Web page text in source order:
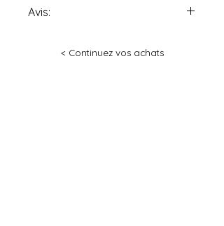
Avis:
Pâtisseries Gaël Vidricaire »
< Continuez vos achats